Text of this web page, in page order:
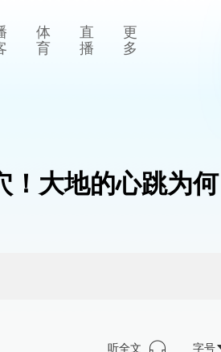
体
育
直
播
更
多
！大地的心跳为何
听全文 字号